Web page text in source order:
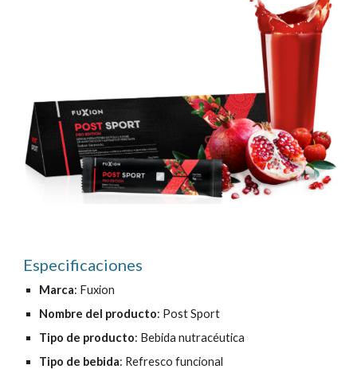
Especificaciones
Marca: Fuxion
Nombre del producto: Post Sport
Tipo de producto: Bebida nutracéutica
Tipo de bebida: Refresco funcional